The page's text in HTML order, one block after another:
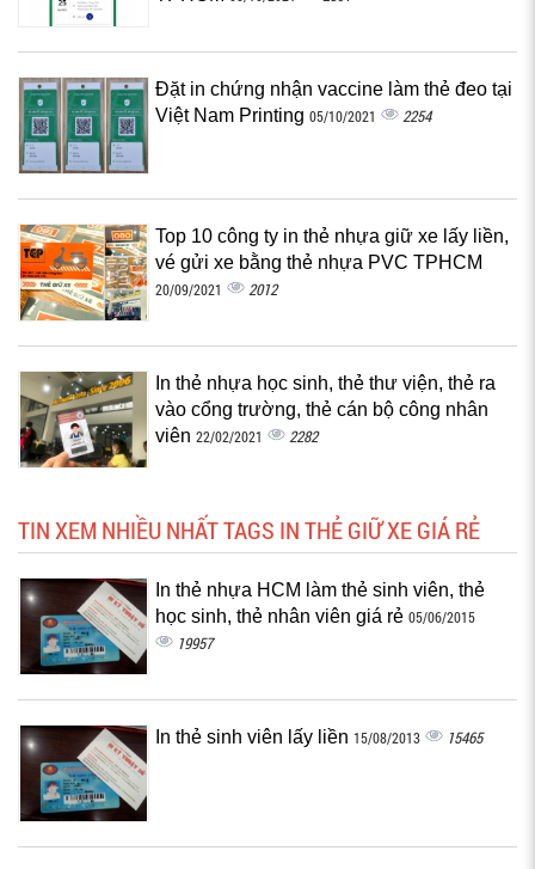
Đặt in chứng nhận vaccine làm thẻ đeo tại
Việt Nam Printing 05/10/2021 2254
Top 10 công ty in thẻ nhựa giữ xe lấy liền,
vé gửi xe bằng thẻ nhựa PVC TPHCM
20/09/2021 2012
In thẻ nhựa học sinh, thẻ thư viện, thẻ ra
vào cổng trường, thẻ cán bộ công nhân
viên 22/02/2021 2282
TIN XEM NHIỀU NHẤT TAGS IN THẺ GIỮ XE GIÁ RẺ
In thẻ nhựa HCM làm thẻ sinh viên, thẻ
học sinh, thẻ nhân viên giá rẻ 05/06/2015
19957
In thẻ sinh viên lấy liền 15/08/2013 15465